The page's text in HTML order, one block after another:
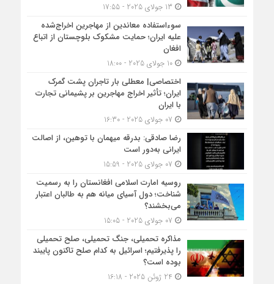
سوءاستفاده معاندین از مهاجرین اخراج‌شده
علیه ایران؛ حمایت مشکوک بلوچستان از اتباع
افغان
10 جولای 2025 - 18:00
اختصاصی| معطلی بار تاجران پشت گمرک
ایران؛ تأثیر اخراج مهاجرین بر پشیمانی تجارت
با ایران
رضا صادقی: بدرقه میهمان با توهین، از اصالت
ایرانی به‌دور است
روسیه امارت اسلامی افغانستان را به رسمیت
شناخت؛ دول آسیای میانه هم به طالبان اعتبار
می‎‌بخشند؟
مذاکره تحمیلی، جنگ تحمیلی، صلح تحمیلی
را پذیرفتیم؛ اسرائیل به کدام صلح تاکنون پایبند
بوده است؟